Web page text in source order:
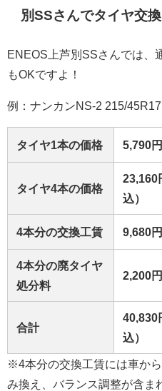
別SSさんでタイヤ交
ENEOS上芦別SSさんでは、
もOKですよ！
例：ナンカンNS-2 215/
タイヤ1本の価格 5,790
タイヤ4本の価格
23,160
込）
4本分の交換工賃 9,680
4本分の廃タイヤ
処分料
2,200
合計
40,830
込）
※4本分の交換工賃には車か
み換え、バランス調整が含ま